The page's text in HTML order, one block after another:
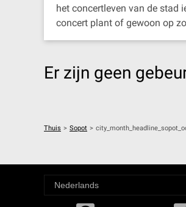
het concertleven van de stad
concert plant of gewoon op
Er zijn geen
Thuis > Sopot >